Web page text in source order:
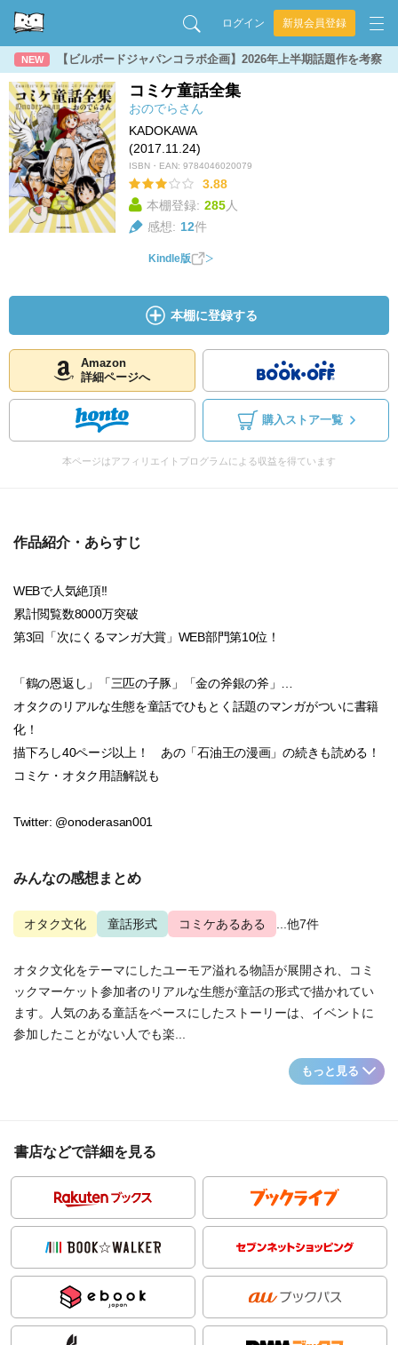
ログイン 新規会員登録
NEW 【ビルボードジャパンコラボ企画】2026年上半期話題作を考察
コミケ童話全集
おのでらさん
KADOKAWA
(2017.11.24)
ISBN・EAN: 9784046020079
3.88
本棚登録: 285人
感想: 12件
Kindle版
本棚に登録する
Amazon
詳細ページへ
購入ストア一覧
本ページはアフィリエイトプログラムによる収益を得ています
作品紹介・あらすじ
WEBで人気絶頂!!
累計閲覧数8000万突破
第3回「次にくるマンガ大賞」WEB部門第10位！
「鶴の恩返し」「三匹の子豚」「金の斧銀の斧」…
オタクのリアルな生態を童話でひもとく話題のマンガがついに書籍
化！
描下ろし40ページ以上！ あの「石油王の漫画」の続きも読める！
コミケ・オタク用語解説も
Twitter: @onoderasan001
みんなの感想まとめ
オタク文化 童話形式 コミケあるある ...他7件
オタク文化をテーマにしたユーモア溢れる物語が展開され、コミ
ックマーケット参加者のリアルな生態が童話の形式で描かれてい
ます。人気のある童話をベースにしたストーリーは、イベントに
参加したことがない人でも楽...
もっと見る
書店などで詳細を見る